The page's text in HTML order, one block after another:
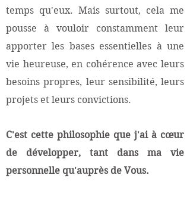
temps qu'eux. Mais surtout, cela me
pousse à vouloir constamment leur
apporter les bases essentielles à une
vie heureuse, en cohérence avec leurs
besoins propres, leur sensibilité, leurs
projets et leurs convictions.
C'est cette philosophie que j'ai à cœur
de développer, tant dans ma vie
personnelle qu'auprès de Vous.